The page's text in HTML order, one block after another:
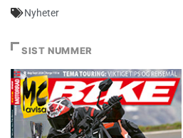
Nyheter
SIST NUMMER